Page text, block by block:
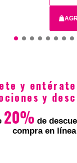
y
y
20% de
compra en línea